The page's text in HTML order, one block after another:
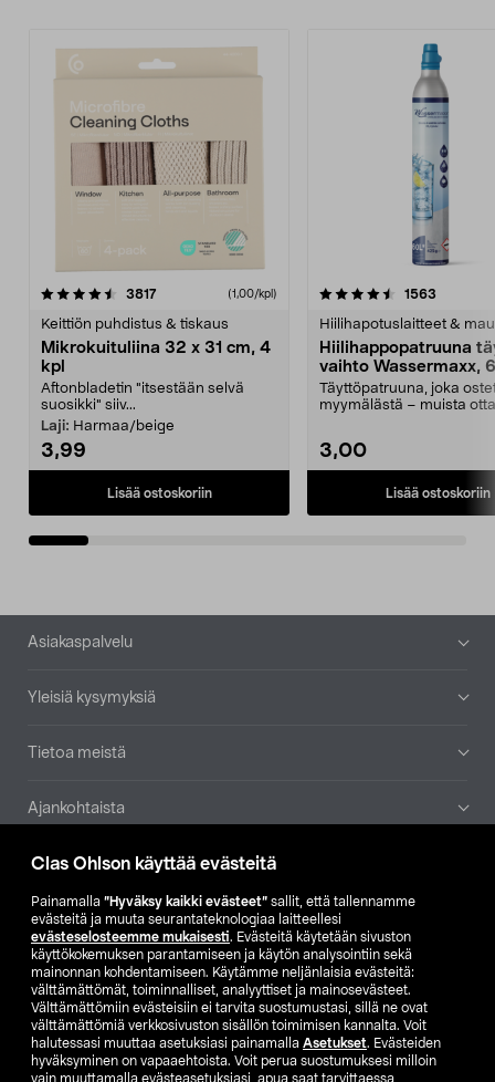
Clas Ohlson käyttää evästeitä
Painamalla ”Hyväksy kaikki evästeet” sallit, että tallennamme
evästeitä ja muuta seurantateknologiaa laitteellesi
evästeselosteemme mukaisesti. Evästeitä käytetään sivuston
käyttökokemuksen parantamiseen ja käytön analysointiin sekä
mainonnan kohdentamiseen. Käytämme neljänlaisia evästeitä:
välttämättömät, toiminnalliset, analyyttiset ja mainosevästeet.
Välttämättömiin evästeisiin ei tarvita suostumustasi, sillä ne ovat
välttämättömiä verkkosivuston sisällön toimimisen kannalta. Voit
halutessasi muuttaa asetuksiasi painamalla Asetukset. Evästeiden
hyväksyminen on vapaaehtoista. Voit perua suostumuksesi milloin
vain muuttamalla evästeasetuksiasi, apua saat tarvittaessa
3817arvostelut (1,00/kpl)
Keittiön puhdistus & tiskaus
Mikrokuituliina 32 x 31 cm, 4
kpl
Aftonbladetin "itsestään selvä
suosikki" siiv...
Laji: Harmaa/beige
3,99
Lisää ostoskoriin
4.5viidestä
1563
Hiilihapotuslaitteet &
Hiilihappopatruuna
vaihto Wassermaxx,
Täyttöpatruuna, joka
myymälästä – muista
3,00
Lisää ostoskoriin
4.5viidestä
Alatunniste
Asiakaspalvelu
Yleisiä kysymyksiä
Tietoa meistä
Ajankohtaista
Muut yrityksemme
Etsi myymälä
SE NO FI
FI SV